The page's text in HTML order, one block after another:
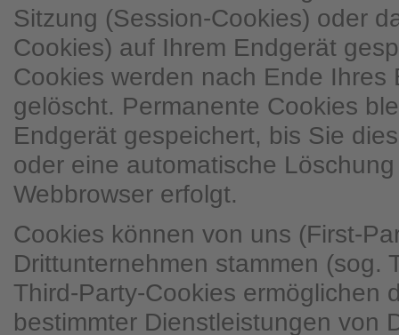
Sitzung (Session-Cookies) oder
Cookies) auf Ihrem Endgerät
Cookies werden nach Ende Ihres
gelöscht. Permanente Cookies
Endgerät gespeichert, bis Sie
oder eine automatische
Webbrowser erfolgt.
Cookies können von uns (First-
Drittunternehmen stammen (sog.
Third-Party-Cookies ermöglichen
bestimmter Dienstleistungen von